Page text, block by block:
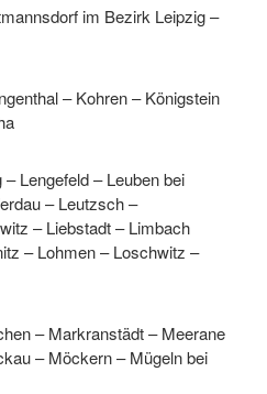
im Bezirk Leipzig –
– Kohren – Königstein
Lengefeld – Leuben bei
– Leutzsch –
– Liebstadt – Limbach
– Lohmen – Loschwitz –
– Markranstädt – Meerane
– Möckern – Mügeln bei